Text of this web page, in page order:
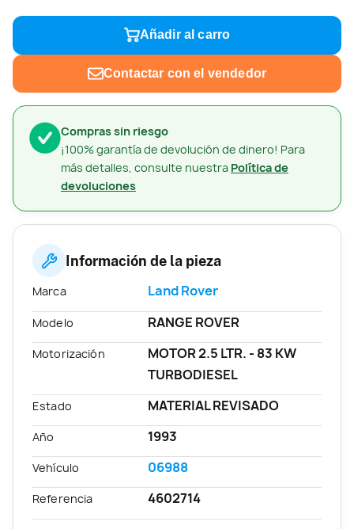
Compras sin riesgo
¡100% garantía de devolución de dinero! Para
más detalles, consulte nuestra Política de
devoluciones
Añadir al carro
Contactar con el vendedor
Información de la pieza
Marca Land Rover
Modelo RANGE ROVER
Motorización
MOTOR 2.5 LTR. - 83 KW
TURBODIESEL
Estado MATERIAL REVISADO
Año 1993
Vehículo 06988
Referencia 4602714